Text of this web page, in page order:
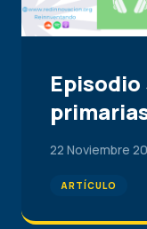
22 Noviembre
ARTÍCULO